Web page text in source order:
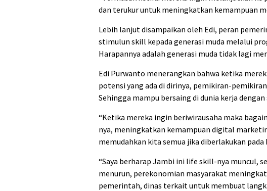
dan terukur untuk meningkatkan kemampuan
Lebih lanjut disampaikan oleh Edi, peran
stimulun skill kepada generasi muda melalui
Harapannya adalah generasi muda tidak lagi
Edi Purwanto menerangkan bahwa ketika
potensi yang ada di dirinya, pemikiran-
Sehingga mampu bersaing di dunia kerja
“Ketika mereka ingin beriwirausaha maka
nya, meningkatkan kemampuan digital
memudahkan kita semua jika diberlakukan
“Saya berharap Jambi ini life skill-nya muncul,
menurun, perekonomian masyarakat
pemerintah, dinas terkait untuk membuat